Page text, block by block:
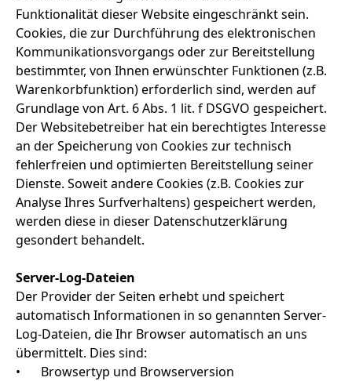
Funktionalität dieser Website eingeschränkt sein.
Cookies, die zur Durchführung des elektronischen
Kommunikationsvorgangs oder zur Bereitstellung
bestimmter, von Ihnen erwünschter Funktionen (z.B.
Warenkorbfunktion) erforderlich sind, werden auf
Grundlage von Art. 6 Abs. 1 lit. f DSGVO gespeichert.
Der Websitebetreiber hat ein berechtigtes Interesse
an der Speicherung von Cookies zur technisch
fehlerfreien und optimierten Bereitstellung seiner
Dienste. Soweit andere Cookies (z.B. Cookies zur
Analyse Ihres Surfverhaltens) gespeichert werden,
werden diese in dieser Datenschutzerklärung
gesondert behandelt.
Server-Log-Dateien
Der Provider der Seiten erhebt und speichert
automatisch Informationen in so genannten Server-
Log-Dateien, die Ihr Browser automatisch an uns
übermittelt. Dies sind:
•
Browsertyp und Browserversion